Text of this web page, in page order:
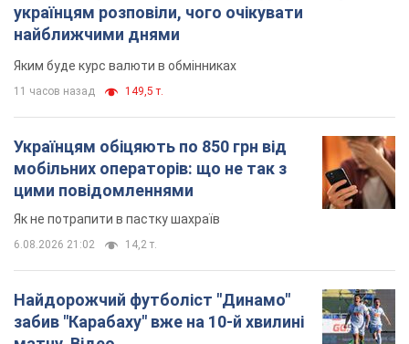
українцям розповіли, чого очікувати
найближчими днями
Яким буде курс валюти в обмінниках
11 часов назад 149,5 т.
Українцям обіцяють по 850 грн від
мобільних операторів: що не так з
цими повідомленнями
Як не потрапити в пастку шахраїв
6.08.2026 21:02 14,2 т.
Найдорожчий футболіст "Динамо"
забив "Карабаху" вже на 10-й хвилині